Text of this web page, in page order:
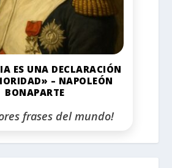
ES UNA DECLARACIÓN
– NAPOLEÓN
BONAPARTE
frases del mundo!